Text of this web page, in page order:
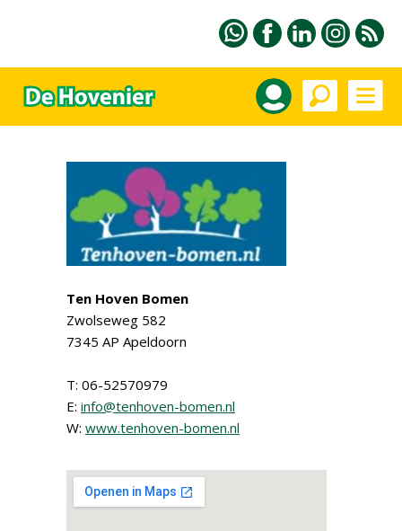
Ten Hoven Bomen
Zwolseweg 582
7345 AP Apeldoorn
T: 06-52570979
E: info@tenhoven-bomen.nl
W: www.tenhoven-bomen.nl